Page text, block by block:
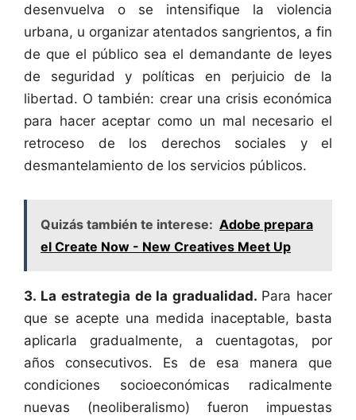
desenvuelva o se intensifique la violencia
urbana, u organizar atentados sangrientos, a fin
de que el público sea el demandante de leyes
de seguridad y políticas en perjuicio de la
libertad. O también: crear una crisis económica
para hacer aceptar como un mal necesario el
retroceso de los derechos sociales y el
desmantelamiento de los servicios públicos.
Quizás también te interese: Adobe prepara
el Create Now - New Creatives Meet Up
3. La estrategia de la gradualidad. Para hacer
que se acepte una medida inaceptable, basta
aplicarla gradualmente, a cuentagotas, por
años consecutivos. Es de esa manera que
condiciones socioeconómicas radicalmente
nuevas (neoliberalismo) fueron impuestas